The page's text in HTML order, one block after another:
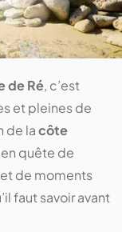
de Ré, c’est
et pleines de
de lacôte
quête de
et de moments
faut savoir avant